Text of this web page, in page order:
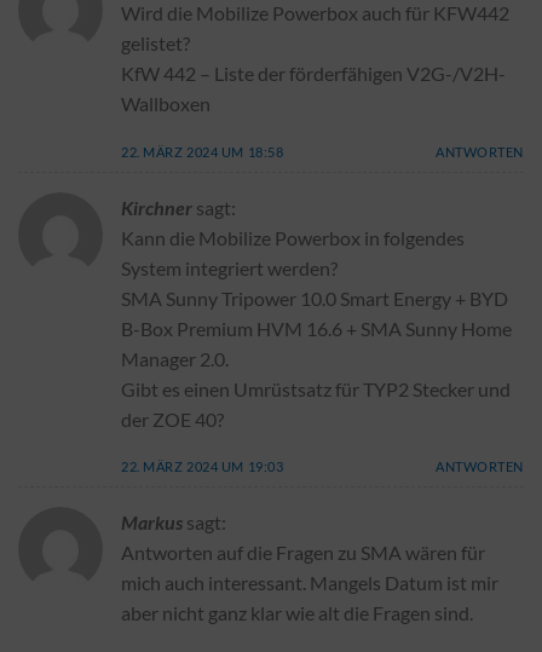
Wird die Mobilize Powerbox auch für KFW442
gelistet?
KfW 442 – Liste der förderfähigen V2G-/V2H-
Wallboxen
22. MÄRZ 2024 UM 18:58 ANTWORTEN
Kirchner sagt:
Kann die Mobilize Powerbox in folgendes
System integriert werden?
SMA Sunny Tripower 10.0 Smart Energy + BYD
B-Box Premium HVM 16.6 + SMA Sunny Home
Manager 2.0.
Gibt es einen Umrüstsatz für TYP2 Stecker und
der ZOE 40?
22. MÄRZ 2024 UM 19:03 ANTWORTEN
Markus sagt:
Antworten auf die Fragen zu SMA wären für
mich auch interessant. Mangels Datum ist mir
aber nicht ganz klar wie alt die Fragen sind.